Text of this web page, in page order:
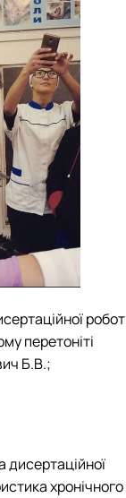
перетоніті
Б.В.;
дисертаційної
хронічного